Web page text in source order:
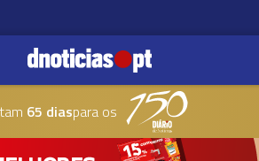
65 diaspara os